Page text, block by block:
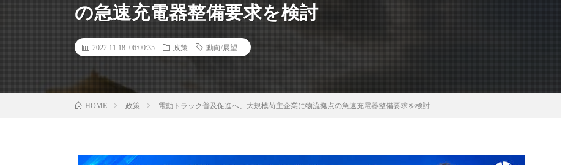
の急速充電器整備要求を検討
2022.11.18 06:00:35 政策 動向/展望
HOME 政策 電動トラック普及促進へ、大規模荷主企業に物流拠点の急速充電器整備要求を検討